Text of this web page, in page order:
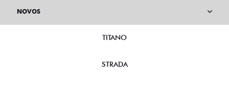
NOVOS
TITANO
STRADA